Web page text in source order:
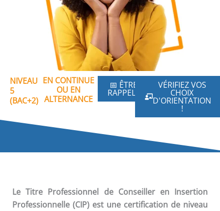
NIVEAU
5
(BAC+2)
EN CONTINUE
OU EN
ALTERNANCE
📅 ÊTRE
RAPPELÉ
VÉRIFIEZ VOS
CHOIX
D'ORIENTATION
!
Le Titre Professionnel de Conseiller en Insertion
Professionnelle (CIP) est une certification de niveau